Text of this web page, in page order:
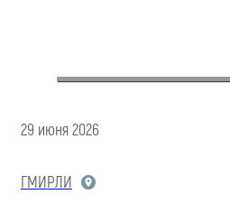
29 июня 2026
ГМИРЛИ